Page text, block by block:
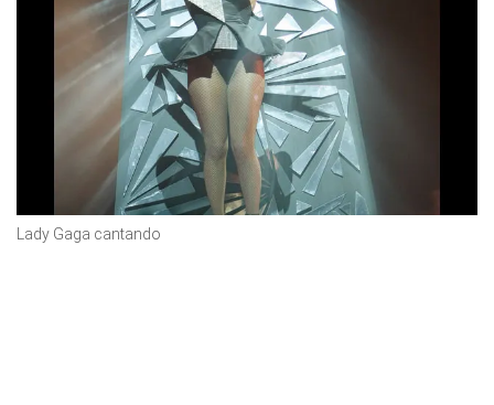
Lady Gaga cantando